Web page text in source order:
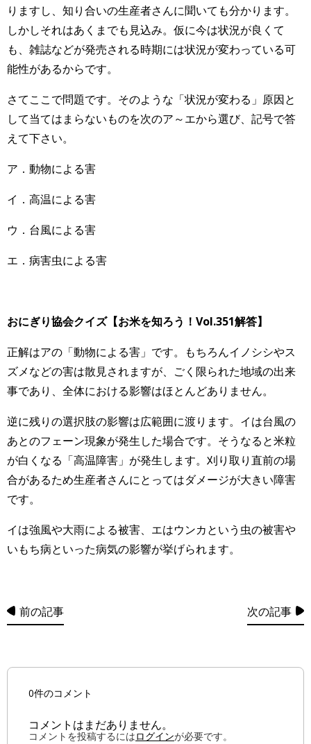
りますし、知り合いの生産者さんに聞いても分かります。
しかしそれはあくまでも見込み。仮に今は状況が良くて
も、雑誌などが発売される時期には状況が変わっている可
能性があるからです。
さてここで問題です。そのような「状況が変わる」原因と
して当てはまらないものを次のア～エから選び、記号で答
えて下さい。
ア．動物による害
イ．高温による害
ウ．台風による害
エ．病害虫による害
おにぎり協会クイズ【お米を知ろう！Vol.351解答】
正解はアの「動物による害」です。もちろんイノシシやス
ズメなどの害は散見されますが、ごく限られた地域の出来
事であり、全体における影響はほとんどありません。
逆に残りの選択肢の影響は広範囲に渡ります。イは台風の
あとのフェーン現象が発生した場合です。そうなると米粒
が白くなる「高温障害」が発生します。刈り取り直前の場
合があるため生産者さんにとってはダメージが大きい障害
です。
イは強風や大雨による被害、エはウンカという虫の被害や
いもち病といった病気の影響が挙げられます。
前の記事 次の記事
0件のコメント
コメントはまだありません。
コメントを投稿するにはログインが必要です。